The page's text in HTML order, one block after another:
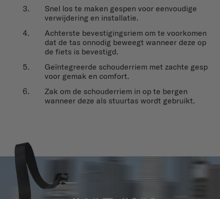
Snel los te maken gespen voor eenvoudige
verwijdering en installatie.
Achterste bevestigingsriem om te voorkomen
dat de tas onnodig beweegt wanneer deze op
de fiets is bevestigd.
Geïntegreerde schouderriem met zachte gesp
voor gemak en comfort.
Zak om de schouderriem in op te bergen
wanneer deze als stuurtas wordt gebruikt.